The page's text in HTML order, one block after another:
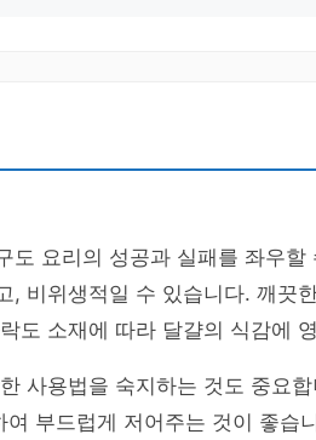
도 요리의 성공과 실패를 좌우
, 비위생적일 수 있습니다. 깨끗
도 소재에 따라 달걀의 식감에
사용법을 숙지하는 것도 중요
부드럽게 저어주는 것이 좋습